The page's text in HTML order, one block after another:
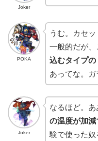
Joker
POKA
うむ。カセ
一般的だが、
込むタイプの
あってな。ガ
Joker
なるほど。あ
の温度が加減
験で使った奴